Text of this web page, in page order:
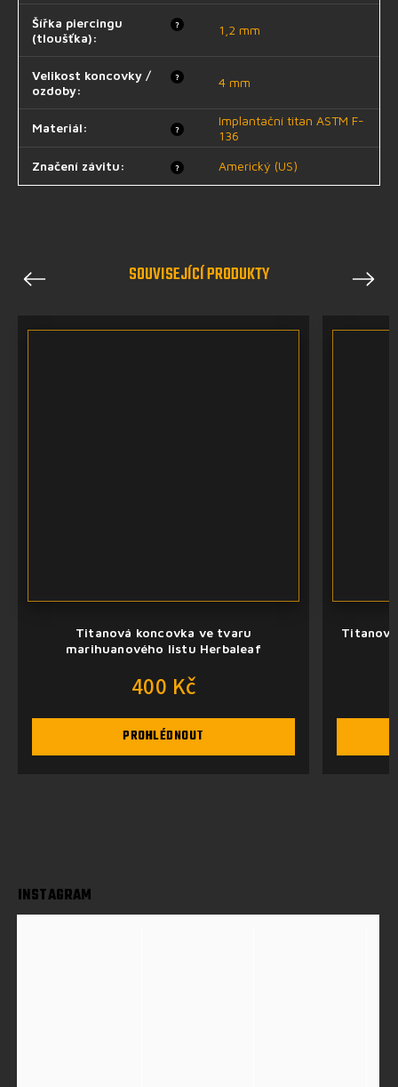
?
Šířka piercingu
(tloušťka):
1,2 mm
?
Velikost koncovky /
ozdoby:
4 mm
?
Materiál:
Implantační titan ASTM F-
136
?
Značení závitu: Americký (US)
SOUVISEJÍCÍ PRODUKTY
Previous
Titanová koncovka ve tvaru
marihuanového listu Herbaleaf
400 Kč
PROHLÉDNOUT
Next
INSTAGRAM